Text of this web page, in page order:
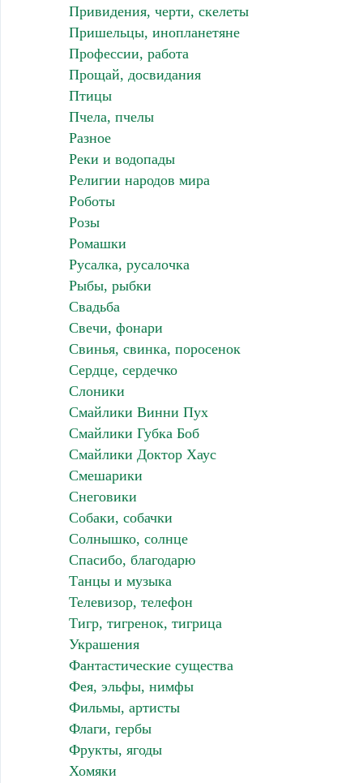
Привидения, черти, скелеты
Пришельцы, инопланетяне
Профессии, работа
Прощай, досвидания
Птицы
Пчела, пчелы
Разное
Реки и водопады
Религии народов мира
Роботы
Розы
Ромашки
Русалка, русалочка
Рыбы, рыбки
Свадьба
Свечи, фонари
Свинья, свинка, поросенок
Сердце, сердечко
Слоники
Смайлики Винни Пух
Смайлики Губка Боб
Смайлики Доктор Хаус
Смешарики
Снеговики
Собаки, собачки
Солнышко, солнце
Спасибо, благодарю
Танцы и музыка
Телевизор, телефон
Тигр, тигренок, тигрица
Украшения
Фантастические существа
Фея, эльфы, нимфы
Фильмы, артисты
Флаги, гербы
Фрукты, ягоды
Хомяки